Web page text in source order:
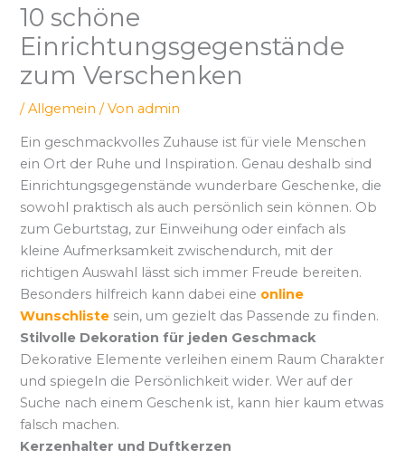
10 schöne
Einrichtungsgegenstände
zum Verschenken
/Allgemein / Von admin
Ein geschmackvolles Zuhause ist für viele Menschen
ein Ort der Ruhe und Inspiration. Genau deshalb sind
Einrichtungsgegenstände wunderbare Geschenke, die
sowohl praktisch als auch persönlich sein können. Ob
zum Geburtstag, zur Einweihung oder einfach als
kleine Aufmerksamkeit zwischendurch, mit der
richtigen Auswahl lässt sich immer Freude bereiten.
Besonders hilfreich kann dabei eine online
Wunschliste sein, um gezielt das Passende zu finden.
Stilvolle Dekoration für jeden Geschmack
Dekorative Elemente verleihen einem Raum Charakter
und spiegeln die Persönlichkeit wider. Wer auf der
Suche nach einem Geschenk ist, kann hier kaum etwas
falsch machen.
Kerzenhalter und Duftkerzen